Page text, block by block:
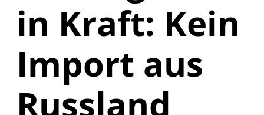
in Kraft: Kein
Import aus
Russland